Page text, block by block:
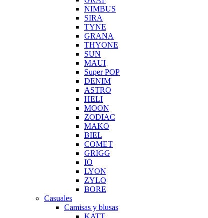
NIMBUS
SIRA
TYNE
GRANA
THYONE
SUN
MAUI
Super POP
DENIM
ASTRO
HELI
MOON
ZODIAC
MAKO
BIEL
COMET
GRIGG
IO
LYON
ZYLO
BORE
Casuales
Camisas y blusas
KATT